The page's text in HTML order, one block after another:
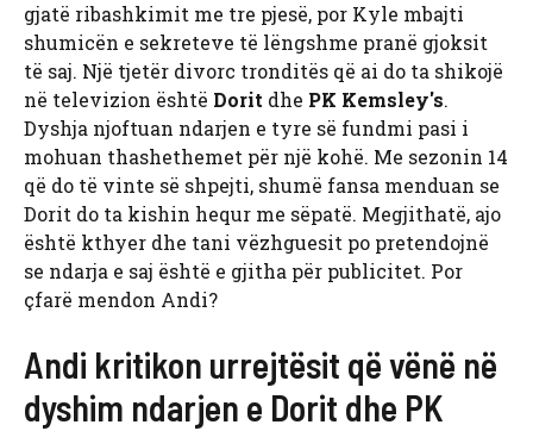
gjatë ribashkimit me tre pjesë, por Kyle mbajti
shumicën e sekreteve të lëngshme pranë gjoksit
të saj. Një tjetër divorc tronditës që ai do ta shikojë
në televizion është Dorit dhe PK Kemsley's.
Dyshja njoftuan ndarjen e tyre së fundmi pasi i
mohuan thashethemet për një kohë. Me sezonin 14
që do të vinte së shpejti, shumë fansa menduan se
Dorit do ta kishin hequr me sëpatë. Megjithatë, ajo
është kthyer dhe tani vëzhguesit po pretendojnë
se ndarja e saj është e gjitha për publicitet. Por
çfarë mendon Andi?
Andi kritikon urrejtësit që vënë në
dyshim ndarjen e Dorit dhe PK